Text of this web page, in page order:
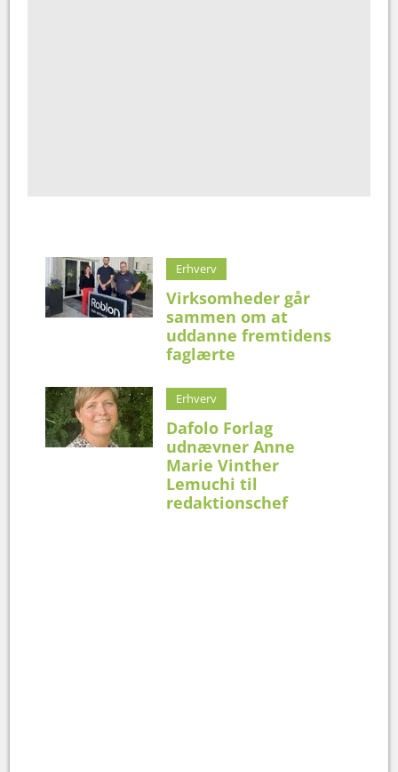
Erhverv
Virksomheder går
sammen om at
uddanne fremtidens
faglærte
Erhverv
Dafolo Forlag
udnævner Anne
Marie Vinther
Lemuchi til
redaktionschef